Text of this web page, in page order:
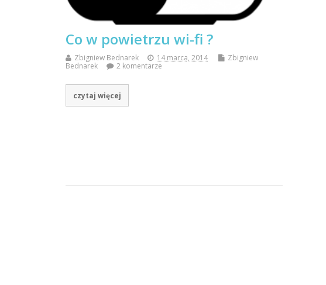
Co w powietrzu wi-fi ?
Zbigniew Bednarek 14 marca, 2014
Zbigniew
Bednarek
2 komentarze
czytaj więcej